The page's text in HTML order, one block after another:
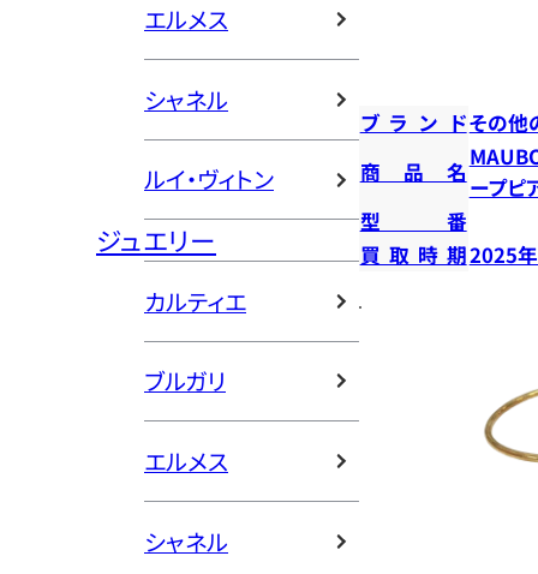
エルメス
シャネル
ルイ・ヴィトン
ジュエリー
カルティエ
ブルガリ
エルメス
シャネル
ブランドその他
商品名
ープピ
型番
買取時期2025